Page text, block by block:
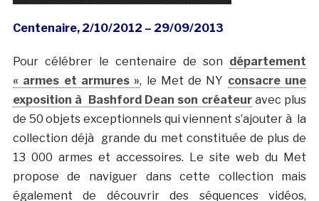
Centenaire, 2/10/2012 – 29/09/2013
Pour célébrer le centenaire de son département
« armes et armures », le Met de NY consacre une
exposition à Bashford Dean son créateuravec plus
de 50 objets exceptionnels qui viennent s’ajouter à la
collection déjà grande du met constituée de plus de
13 000 armes et accessoires. Le site web du Met
propose de naviguer dans cette collection mais
également de découvrir des séquences vidéos,